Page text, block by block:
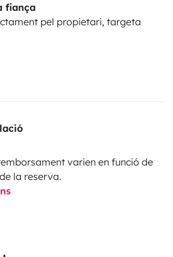
fiança
pel propietari, targeta
varien en funció de
la reserva.